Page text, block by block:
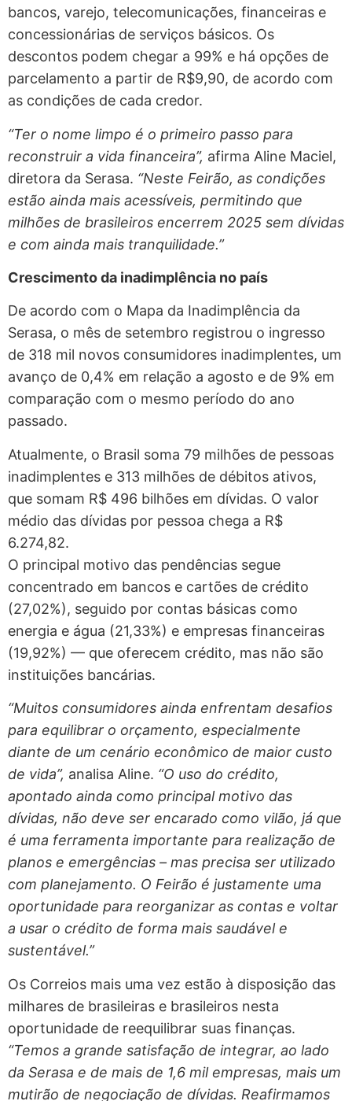
bancos, varejo, telecomunicações, financeiras e
concessionárias de serviços básicos. Os
descontos podem chegar a 99% e há opções de
parcelamento a partir de R$9,90, de acordo com
as condições de cada credor.
“Ter o nome limpo é o primeiro passo para
reconstruir a vida financeira”, afirma Aline Maciel,
diretora da Serasa. “Neste Feirão, as condições
estão ainda mais acessíveis, permitindo que
milhões de brasileiros encerrem 2025 sem dívidas
e com ainda mais tranquilidade.”
Crescimento da inadimplência no país
De acordo com o Mapa da Inadimplência da
Serasa, o mês de setembro registrou o ingresso
de 318 mil novos consumidores inadimplentes, um
avanço de 0,4% em relação a agosto e de 9% em
comparação com o mesmo período do ano
passado.
Atualmente, o Brasil soma 79 milhões de pessoas
inadimplentes e 313 milhões de débitos ativos,
que somam R$ 496 bilhões em dívidas. O valor
médio das dívidas por pessoa chega a R$
6.274,82.
O principal motivo das pendências segue
concentrado em bancos e cartões de crédito
(27,02%), seguido por contas básicas como
energia e água (21,33%) e empresas financeiras
(19,92%) — que oferecem crédito, mas não são
instituições bancárias.
“Muitos consumidores ainda enfrentam desafios
para equilibrar o orçamento, especialmente
diante de um cenário econômico de maior custo
de vida”, analisa Aline. “O uso do crédito,
apontado ainda como principal motivo das
dívidas, não deve ser encarado como vilão, já que
é uma ferramenta importante para realização de
planos e emergências – mas precisa ser utilizado
com planejamento. O Feirão é justamente uma
oportunidade para reorganizar as contas e voltar
a usar o crédito de forma mais saudável e
sustentável.”
Os Correios mais uma vez estão à disposição das
milhares de brasileiras e brasileiros nesta
oportunidade de reequilibrar suas finanças.
“Temos a grande satisfação de integrar, ao lado
da Serasa e de mais de 1,6 mil empresas, mais um
mutirão de negociação de dívidas. Reafirmamos